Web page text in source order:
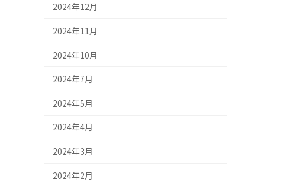
2024年12月
2024年11月
2024年10月
2024年7月
2024年5月
2024年4月
2024年3月
2024年2月